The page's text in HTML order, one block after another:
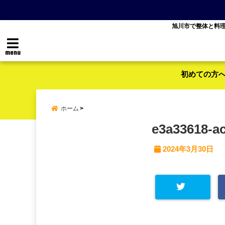
旭川市で整体と料
menu
初めての方
ホーム
e3a33618-
2024年3月30日